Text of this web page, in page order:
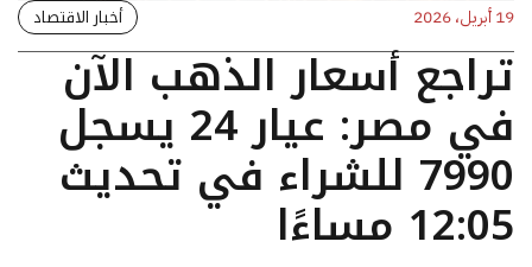
19 أبريل، 2026 أخبار الاقتصاد
تراجع أسعار الذهب الآن
في مصر: عيار 24 يسجل
7990 للشراء في تحديث
12:05 مساءًا